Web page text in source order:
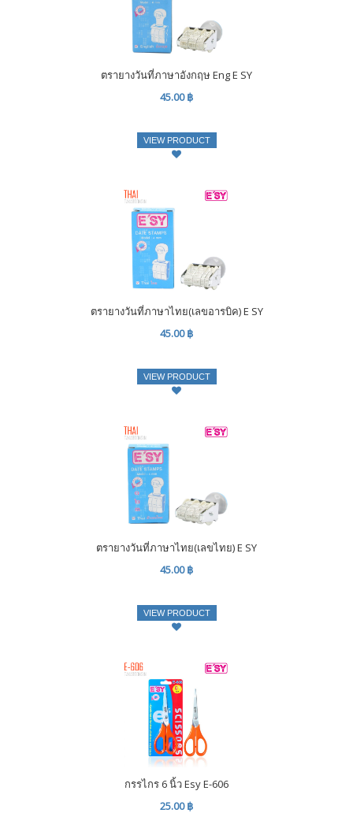
ตรายางวันที่ภาษาอังกฤษ Eng E SY
45.00 ฿
VIEW PRODUCT
ตรายางวันที่ภาษาไทย(เลขอารบิค) E SY
45.00 ฿
VIEW PRODUCT
ตรายางวันที่ภาษาไทย(เลขไทย) E SY
45.00 ฿
VIEW PRODUCT
กรรไกร 6 นิ้ว Esy E-606
25.00 ฿